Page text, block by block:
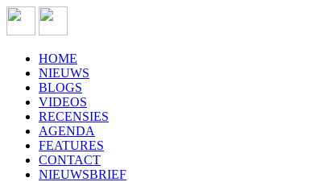
HOME
NIEUWS
BLOGS
VIDEOS
RECENSIES
AGENDA
FEATURES
CONTACT
NIEUWSBRIEF